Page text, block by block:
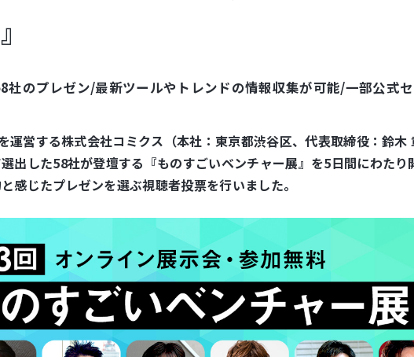
社のプレゼン/最新ツールやトレンドの情報収集が可能/一部公式
運営する株式会社コミクス（本社：東京都渋⾕区、代表取締役：鈴
出した58社が登壇する『ものすごいベンチャー展』を5日間にわたり
感じたプレゼンを選ぶ視聴者投票を行いました。